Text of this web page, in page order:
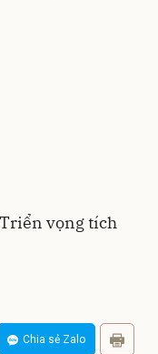
vọng tích
Chia sẻ Zalo